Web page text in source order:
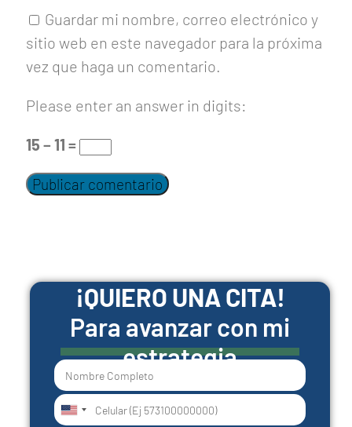
Guardar mi nombre, correo electrónico y
sitio web en este navegador para la próxima
vez que haga un comentario.
Please enter an answer in digits:
15 − 11 =
¡QUIERO UNA CITA!
Para avanzar con mi
estrategia
United